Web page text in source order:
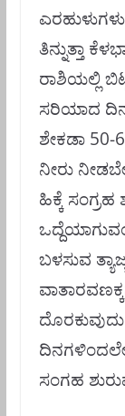
ತಿನ್ನುತ್ತಾ
ರಾಶಿಯಲ್ಲಿ
ಸರಿಯಾದ
ಶೇಕಡಾ 50-
ನೀರು
ಹಿಕ್ಕೆ
ಬಳಸುವ
ಸಂಗಹ